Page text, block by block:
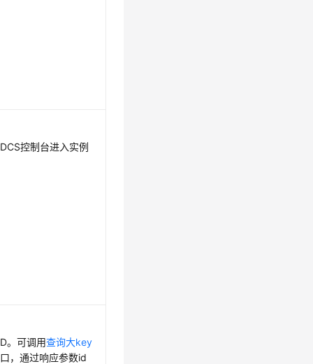
控制台进入实例
。可调用查询大key
，通过响应参数id